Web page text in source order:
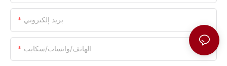
بريد إلكتروني
الهاتف/واتساب/سكايب